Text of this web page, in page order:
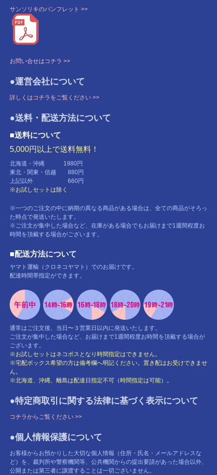
サンソリキのパンフレット >>
お問い合せはコチラ >>
●運営会社について
詳しくはコチラをご覧ください >>
●送料・配送方法について
■送料について
5,000円以上で送料無料！
北海道・沖縄 1980円
東北・関東・信越 880円
上記以外 660円
※お試しセットは除く
※一つのご注文の中に納期の異なる商品がある場合は、全ての商品がそろっ
た時点で発送いたします。
※ご注文が集中した場合など、在庫がある場合でもお届けまで1週間程度お
時間を頂戴する場合がございます。
■配送方法について
ヤマト運輸（クロネコヤマト）でのお届けです。
配達時間帯指定ができます。
通常はご注文後、当日〜３営業日以内に発送いたします。
ご注文が集中した場合など、お届けまで1週間程度お時間を頂戴する場合が
ございます。
※お試しセットはネコポスとなり時間指定はできません。
※宅配ボックス希望の方は備考欄へ明記ください。置き配はお受けできませ
ん。
※北海道、沖縄、離島は配達日指定不可（時間指定は可能）。
●特定商取引に関する法律に基づく表示について
コチラからご覧ください >>
●個人情報保護について
お客様からお預かりした大切な個人情報（住所・氏名・メールアドレスな
ど）を、裁判所や警察機関等、公共機関からの提出要請があった場合以外、
公開または第三者に譲渡することは一切ございません。